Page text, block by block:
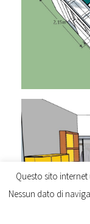
Questo sito
Nessun dato di